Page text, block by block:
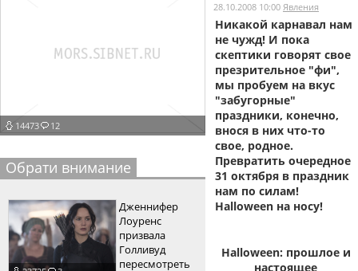
пїЅпїЅпїЅ пїЅпїЅпїЅпїЅпїЅпїЅпїЅ
пїЅпїЅпїЅ пїЅпїЅпїЅпїЅпїЅпїЅпїЅ
пїЅпїЅпїЅпїЅпїЅпїЅпїЅпїЅпїЅпїЅпїЅ
пїЅпїЅпїЅ
пїЅпїЅпїЅпїЅпїЅпїЅпїЅпїЅпїЅ
пїЅпїЅпїЅ пїЅпїЅпїЅпїЅпїЅ
пїЅпїЅпїЅ пїЅпїЅпїЅпїЅпїЅпїЅ
пїЅпїЅпїЅ пїЅпїЅпїЅпїЅпїЅ
пїЅпїЅпїЅ пїЅпїЅпїЅпїЅпїЅпїЅ
пїЅпїЅпїЅпїЅпїЅ
пїЅпїЅпїЅпїЅпїЅпїЅпїЅпїЅпїЅпїЅ
14473 12
Обрати внимание
Дженнифер
Лоуренс
призвала
Голливуд
пересмотреть
28.10.2008 10:00 Явления
Никакой карнавал нам
не чужд! И пока
скептики говорят свое
презрительное "фи",
мы пробуем на вкус
"забугорные"
праздники, конечно,
внося в них что-то
свое, родное.
Превратить очередное
31 октября в праздник
нам по силам!
Halloween на носу!
Halloween: прошлое и
настоящее